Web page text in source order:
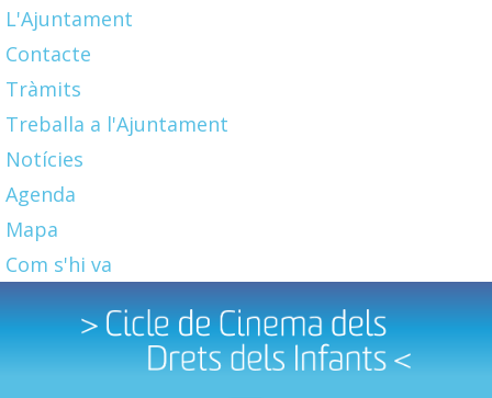
L'Ajuntament
Contacte
Tràmits
Treballa a l'Ajuntament
Notícies
Agenda
Mapa
Com s'hi va